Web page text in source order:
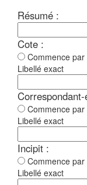
Résumé :
Cote :
Commence par
Libellé exact
Commence par
Libellé exact
Incipit :
Commence par
Libellé exact